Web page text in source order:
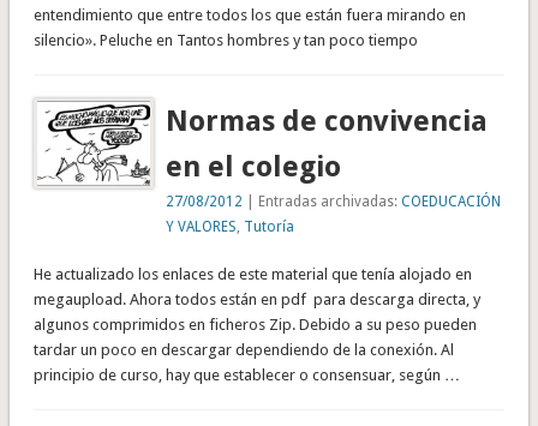
entendimiento que entre todos los que están fuera mirando en
silencio». Peluche en Tantos hombres y tan poco tiempo
Normas de convivencia
en el colegio
27/08/2012 | Entradas archivadas:COEDUCACIÓN
Y VALORES Tutoría
He actualizado los enlaces de este material que tenía alojado en
megaupload. Ahora todos están en pdf para descarga directa, y
algunos comprimidos en ficheros Zip. Debido a su peso pueden
tardar un poco en descargar dependiendo de la conexión. Al
principio de curso, hay que establecer o consensuar, según …